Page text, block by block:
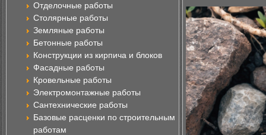
Отделочные работы
Столярные работы
Земляные работы
Бетонные работы
Конструкции из кирпича и блоков
Фасадные работы
Кровельные работы
Электромонтажные работы
Сантехнические работы
Базовые расценки по строительным
работам